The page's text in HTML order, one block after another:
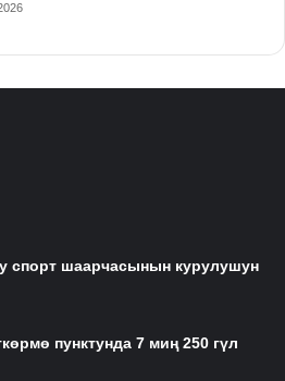
спорт шаарчасынын курулушун
пунктунда 7 миң 250 гүл